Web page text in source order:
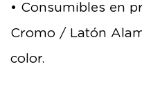
• Consumibles en
Cromo / Latón
color.